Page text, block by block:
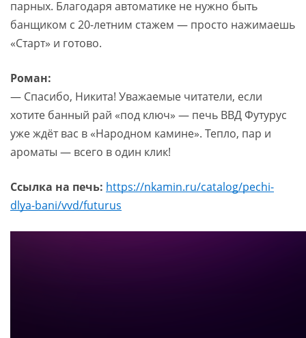
парных. Благодаря автоматике не нужно быть
банщиком с 20-летним стажем — просто нажимаешь
«Старт» и готово.
Роман:
— Спасибо, Никита! Уважаемые читатели, если
хотите банный рай «под ключ» — печь ВВД Футурус
уже ждёт вас в «Народном камине». Тепло, пар и
ароматы — всего в один клик!
Ссылка на печь: https://nkamin.ru/catalog/pechi-
dlya-bani/vvd/futurus